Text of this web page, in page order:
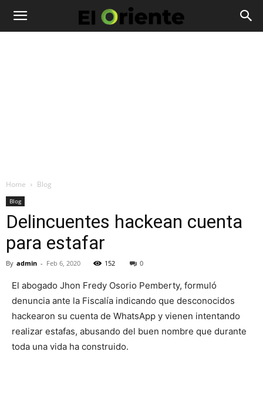
Home Blog
Blog
Delincuentes hackean cuenta
para estafar
By admin - Feb 6, 2020 152 0
El abogado Jhon Fredy Osorio Pemberty, formuló
denuncia ante la Fiscalía indicando que desconocidos
hackearon su cuenta de WhatsApp y vienen intentando
realizar estafas, abusando del buen nombre que durante
toda una vida ha construido.